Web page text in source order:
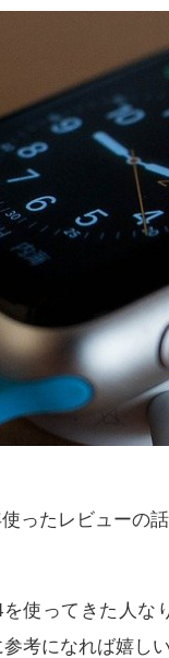
ったレビューの
使ってきた人な
考になれば嬉し